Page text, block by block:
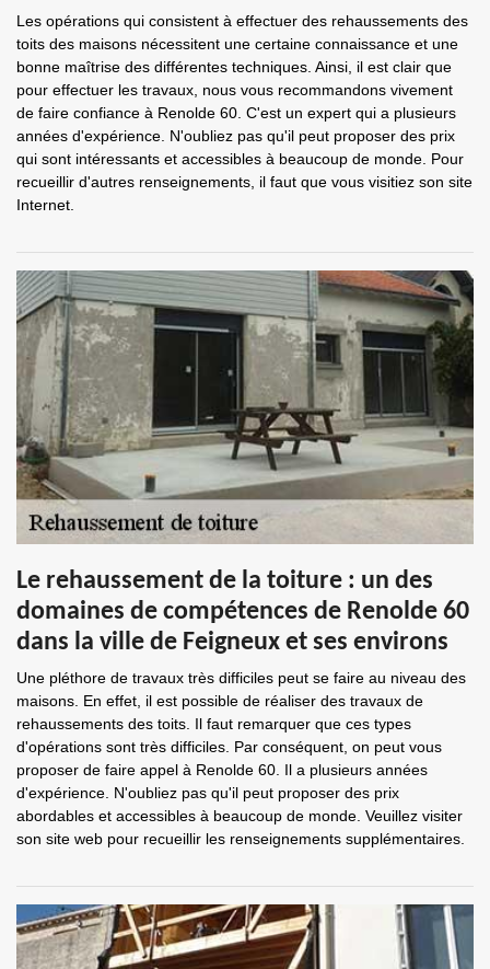
Les opérations qui consistent à effectuer des rehaussements des
toits des maisons nécessitent une certaine connaissance et une
bonne maîtrise des différentes techniques. Ainsi, il est clair que
pour effectuer les travaux, nous vous recommandons vivement
de faire confiance à Renolde 60. C'est un expert qui a plusieurs
années d'expérience. N'oubliez pas qu'il peut proposer des prix
qui sont intéressants et accessibles à beaucoup de monde. Pour
recueillir d'autres renseignements, il faut que vous visitiez son site
Internet.
Le rehaussement de la toiture : un des
domaines de compétences de Renolde 60
dans la ville de Feigneux et ses environs
Une pléthore de travaux très difficiles peut se faire au niveau des
maisons. En effet, il est possible de réaliser des travaux de
rehaussements des toits. Il faut remarquer que ces types
d'opérations sont très difficiles. Par conséquent, on peut vous
proposer de faire appel à Renolde 60. Il a plusieurs années
d'expérience. N'oubliez pas qu'il peut proposer des prix
abordables et accessibles à beaucoup de monde. Veuillez visiter
son site web pour recueillir les renseignements supplémentaires.